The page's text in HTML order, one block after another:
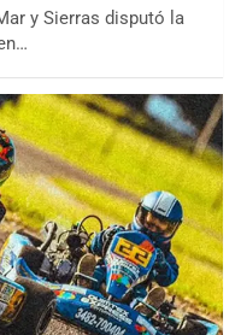
y Sierras disputó la